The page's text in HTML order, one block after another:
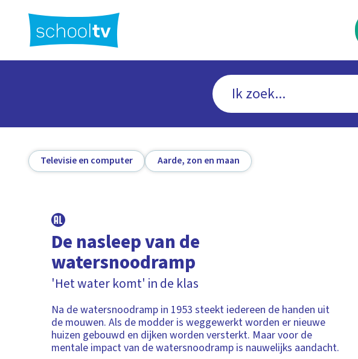
hoofdinhoud
Televisie en computer Aarde, zon en maan
De nasleep van de
watersnoodramp
'Het water komt' in de klas
Na de watersnoodramp in 1953 steekt iedereen de handen uit
de mouwen. Als de modder is weggewerkt worden er nieuwe
huizen gebouwd en dijken worden versterkt. Maar voor de
mentale impact van de watersnoodramp is nauwelijks aandacht.